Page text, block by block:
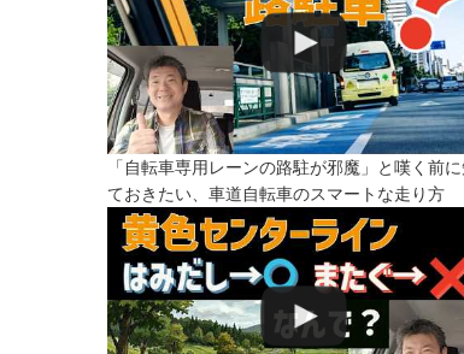
「自転車専用レーンの路駐が邪魔」と嘆く前に
ておきたい、車道自転車のスマートな走り方